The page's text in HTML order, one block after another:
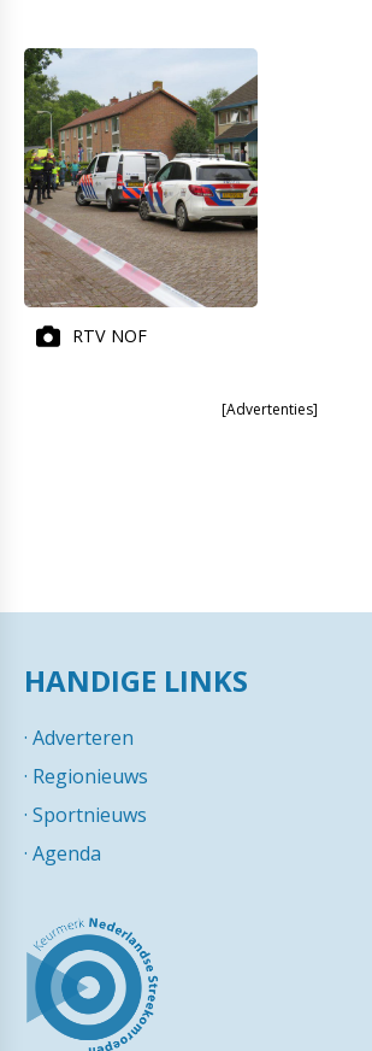
RTV NOF
[Advertenties]
HANDIGE LINKS
· Adverteren
· Regionieuws
· Sportnieuws
· Agenda